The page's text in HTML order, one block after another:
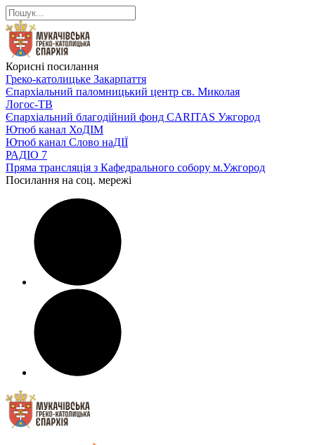
Корисні посилання
Греко-католицьке Закарпаття
Єпархіальний паломницький центр св. Миколая
Логос-ТВ
Єпархіальний благодійний фонд CARITAS Ужгород
Ютюб канал ХоДІМ
Ютюб канал Слово наДІЇ
РАДІО 7
Пряма трансляція з Кафедрального собору м.Ужгород
Посилання на соц. мережі